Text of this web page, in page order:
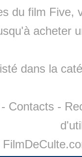
du film Five,
acheter
dans la
- Contacts -